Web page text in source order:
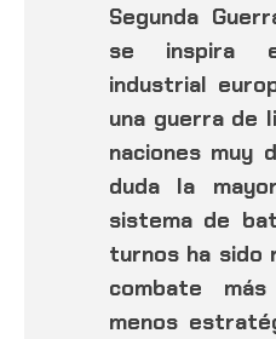
Segunda
se inspira
industrial
una guerra de
naciones muy
duda la
sistema de
turnos ha sido
combate
menos